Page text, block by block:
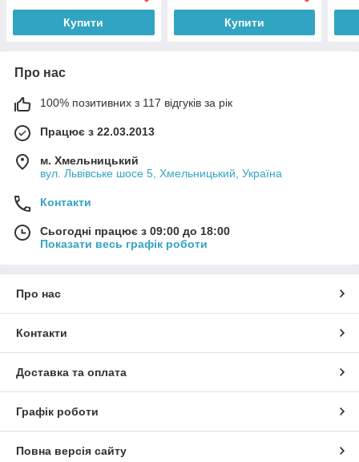
Купити Купити
Про нас
100% позитивних з 117 відгуків за рік
Працює з 22.03.2013
м. Хмельницький
вул. Львівське шосе 5, Хмельницький, Україна
Контакти
Сьогодні працює з 09:00 до 18:00
Показати весь графік роботи
Про нас
Контакти
Доставка та оплата
Графік роботи
Повна версія сайту